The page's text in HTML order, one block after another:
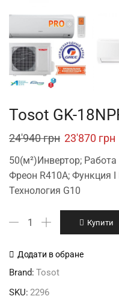
Tosot GK-
24'940грн Original
price
was:
24'940 грн.
23'870 грн
50(м²)Инвертор; Работа
Фреон R410A; Функция I
Технология G10
Tosot
18NPR
Купити
Додати в обране
Brand: Tosot
SKU: 2296